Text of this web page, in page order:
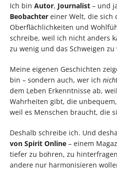
Ich bin Autor, Journalist – und
Beobachter einer Welt, die sich
Oberflächlichkeiten und
schreibe, weil ich nicht anders
zu wenig und das Schweigen zu
Meine eigenen Geschichten
bin – sondern auch, wer ich
dem Leben Erkenntnisse ab,
Wahrheiten gibt, die
weil es Menschen braucht, die
Deshalb schreibe ich. Und
von Spirit Online – einem
tiefer zu bohren, zu
andere nur harmonisieren